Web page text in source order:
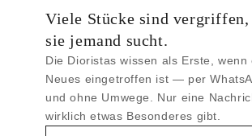
Viele Stücke sind vergriffen,
sie jemand sucht.
Die Dioristas wissen als Erste, wenn
Neues eingetroffen ist — per
und ohne Umwege. Nur eine
wirklich etwas Besonderes gibt.